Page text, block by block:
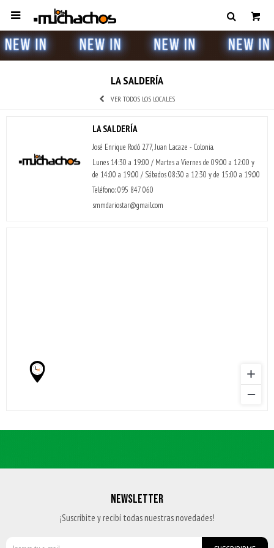

LA SALDERÍA
VER TODOS LOS LOCALES
LA SALDERÍA
José Enrique Rodó 277, Juan Lacaze - Colonia.
Lunes 14:30 a 19:00 / Martes a Viernes de 09:00 a 12:00 y
de 14:00 a 19:00 / Sábados 08:30 a 12:30 y de 15:00 a 19:00
Teléfono: 095 847 060
smmdariostar@gmail.com
NEWSLETTER
¡Suscribite y recibí todas nuestras novedades!